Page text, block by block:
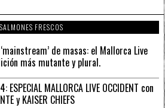
SALMONES FRESCOS
de masas: el Mallorca Live
más mutante y plural.
ESPECIAL MALLORCA LIVE OCCIDENT con
y KAISER CHIEFS